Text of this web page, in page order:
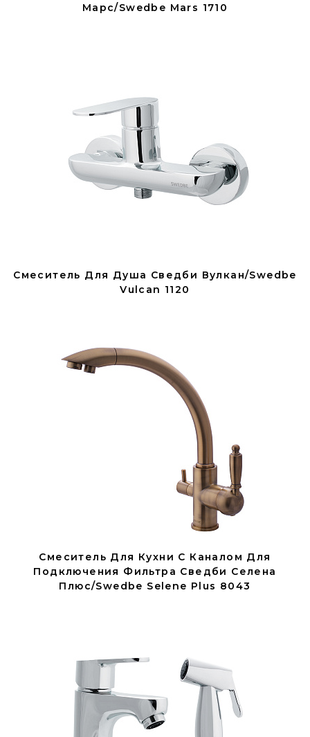
Марс/Swedbe Mars 1710
Смеситель Для Душа Сведби Вулкан/Swedbe
Vulcan 1120
Смеситель Для Кухни С Каналом Для
Подключения Фильтра Сведби Селена
Плюс/Swedbe Selene Plus 8043